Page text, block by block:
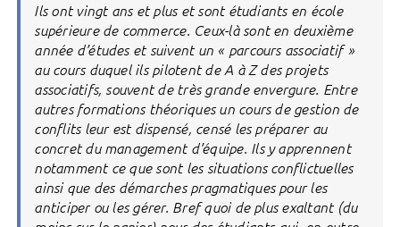
Ils ont vingt ans et plus et sont étudiants en école
supérieure de commerce. Ceux-là sont en deuxième
année d’études et suivent un « parcours associatif »
au cours duquel ils pilotent de A à Z des projets
associatifs, souvent de très grande envergure. Entre
autres formations théoriques un cours de gestion de
conflits leur est dispensé, censé les préparer au
concret du management d’équipe. Ils y apprennent
notamment ce que sont les situations conflictuelles
ainsi que des démarches pragmatiques pour les
anticiper ou les gérer. Bref quoi de plus exaltant (du